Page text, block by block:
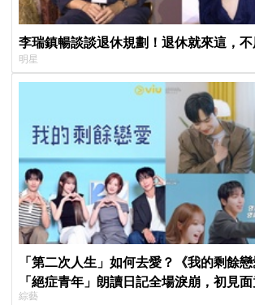
李瑞鎮暢談談退休規劃！退休就來這，
明星
「第二次人生」如何去愛？《我的剩餘
「絕症青年」朗讀日記全場淚崩，初見
識」！
綜藝